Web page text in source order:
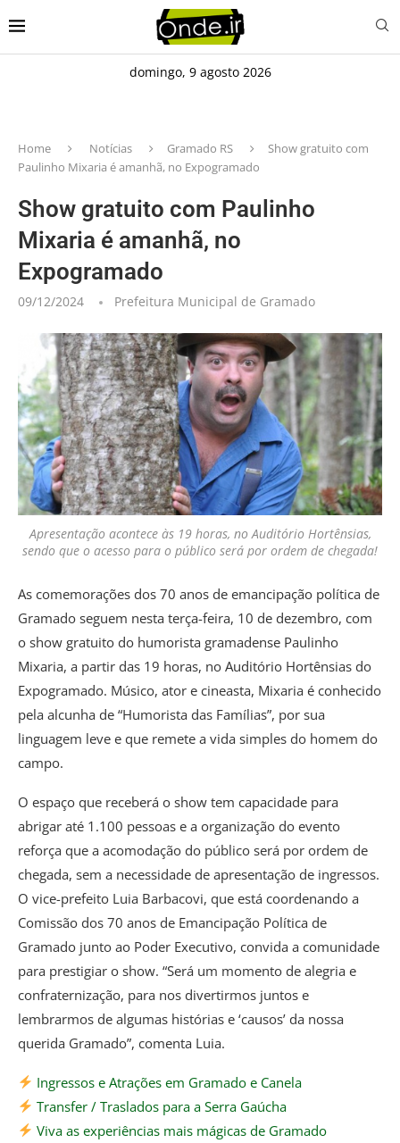
domingo, 9 agosto 2026
Home Notícias Gramado RS
Show gratuito com
Paulinho Mixaria é amanhã, no Expogramado
Show gratuito com Paulinho
Mixaria é amanhã, no
Expogramado
09/12/2024 Prefeitura Municipal de Gramado
Apresentação acontece às 19 horas, no Auditório Hortênsias,
sendo que o acesso para o público será por ordem de chegada!
As comemorações dos 70 anos de emancipação política de
Gramado seguem nesta terça-feira, 10 de dezembro, com
o show gratuito do humorista gramadense Paulinho
Mixaria, a partir das 19 horas, no Auditório Hortênsias do
Expogramado. Músico, ator e cineasta, Mixaria é conhecido
pela alcunha de “Humorista das Famílias”, por sua
linguagem leve e que remete a vida simples do homem do
campo.
O espaço que receberá o show tem capacidade para
abrigar até 1.100 pessoas e a organização do evento
reforça que a acomodação do público será por ordem de
chegada, sem a necessidade de apresentação de ingressos.
O vice-prefeito Luia Barbacovi, que está coordenando a
Comissão dos 70 anos de Emancipação Política de
Gramado junto ao Poder Executivo, convida a comunidade
para prestigiar o show. “Será um momento de alegria e
confraternização, para nos divertirmos juntos e
lembrarmos de algumas histórias e ‘causos’ da nossa
querida Gramado”, comenta Luia.
Ingressos e Atrações em Gramado e Canela
Transfer / Traslados para a Serra Gaúcha
Viva as experiências mais mágicas de Gramado